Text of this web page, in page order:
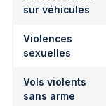
sur véhicules
Violences
sexuelles
Vols violents
sans arme